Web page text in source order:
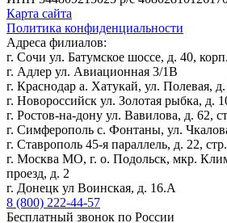
Карта сайта
Политика конфиденциальности
Адреса филиалов:
г. Сочи ул. Батумское шоссе, д. 40,
г. Адлер ул. Авиационная 3/1В
г. Краснодар а. Хатукай, ул. Полевая,
г. Новороссийск ул. Золотая рыбка, д.
г. Ростов-на-дону ул. Вавилова, д. 62,
г. Симферополь с. Фонтаны, ул.
г. Ставрополь 45-я параллель, д. 22,
г. Москва МО, г. о. Подольск, мкр.
проезд, д. 2
г. Донецк ул Воинская, д. 16.А
8 (800) 222-44-57
Бесплатный звонок по России